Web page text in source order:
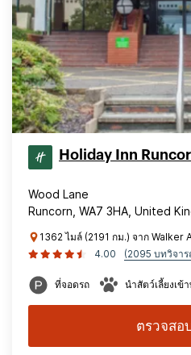
Holiday Inn
Wood Lane
Runcorn, WA7 3HA, United
1362 ไมล์ (2191 กม.) จาก Walker
4.00
(2095 บทวิจา
ที่จอดรถ นำสัตว์เลี้ยงเข้
ตรวจสอ